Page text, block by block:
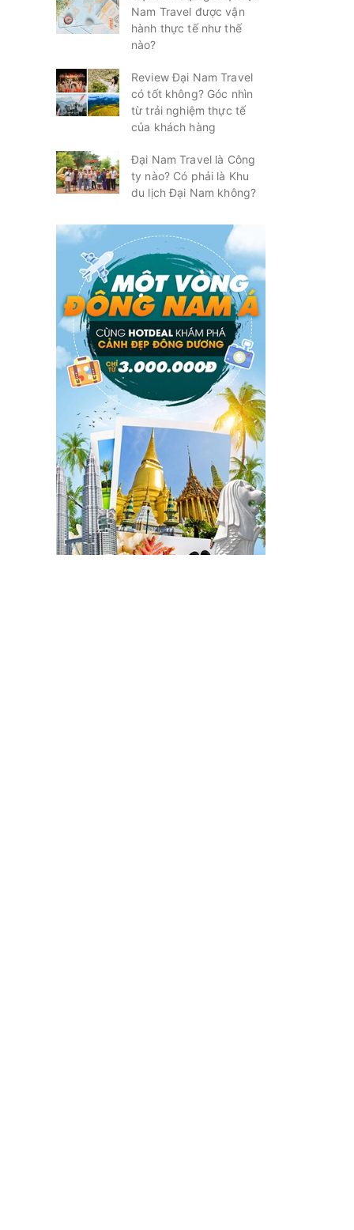
Nam Travel được vận
hành thực tế như thế
nào?
Review Đại Nam Travel
có tốt không? Góc nhìn
từ trải nghiệm thực tế
của khách hàng
Đại Nam Travel là Công
ty nào? Có phải là Khu
du lịch Đại Nam không?